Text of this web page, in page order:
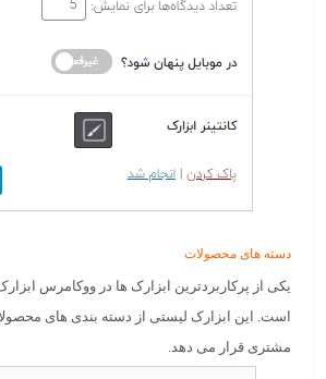
دسته های محصولات
یکی از پرکاربردترین ابزارک ها در ووکامرس
است. این ابزارک لیستی از دسته بندی های
مشتری قرار می دهد.